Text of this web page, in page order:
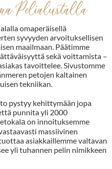
Pelialustalla
omaperäisellä
syvyyden arvoituksellisen
maailmaan. Päätimme
sekä voittamista –
tavoittelee. Sivustomme
petojen kaltainen
tekniikan.
pystyy kehittymään jopa
punnita yli 2000
on innoituksemme
massiivinen
asiakkaillemme valtavan
yli tuhannen pelin nimikkeen